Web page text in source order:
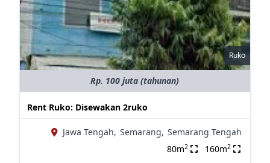
Ruko
Rp. 100 juta (tahunan)
Rent Ruko: Disewakan 2ruko
Jawa Tengah, Semarang, Semarang Tengah
80m2 160m2